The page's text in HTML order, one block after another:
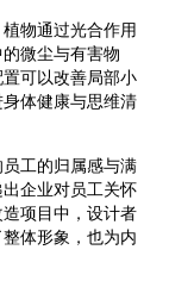
物通过光合作用
微尘与有害物
可以改善局部小
体健康与思维清
工的归属感与满
企业对员工关怀
项目中，设计者
体形象，也为内